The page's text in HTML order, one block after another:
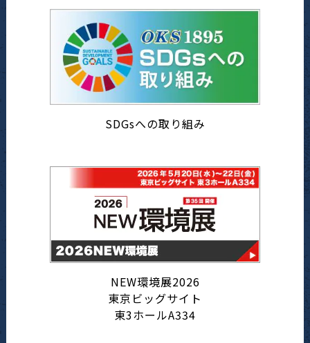
SDGsへの取り組み
NEW環境展2026
東京ビッグサイト
東3ホールA334